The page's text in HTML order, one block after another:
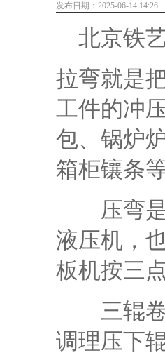
发布日期：2025-06-14 14:26
北京铁
拉弯就是
工件的冲
包、锅炉
箱柜镶条等
压弯是
液压机，
板机按三
三辊卷
调理压下